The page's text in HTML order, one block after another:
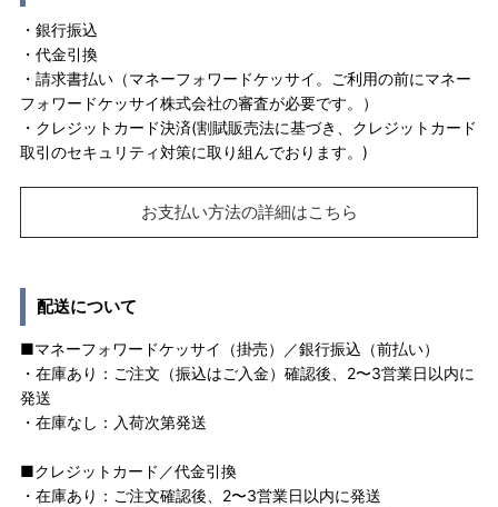
・銀行振込
・代金引換
・請求書払い（マネーフォワードケッサイ。ご利用の前にマネー
フォワードケッサイ株式会社の審査が必要です。）
・クレジットカード決済(割賦販売法に基づき、クレジットカード
取引のセキュリティ対策に取り組んでおります。)
お支払い方法の詳細はこちら
配送について
■マネーフォワードケッサイ（掛売）／銀行振込（前払い）
・在庫あり：ご注文（振込はご入金）確認後、2〜3営業日以内に
発送
・在庫なし：入荷次第発送
■クレジットカード／代金引換
・在庫あり：ご注文確認後、2〜3営業日以内に発送